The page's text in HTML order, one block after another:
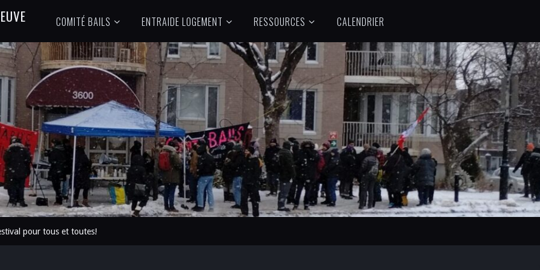
EUVE COMITÉ BAILS ENTRAIDE LOGEMENT RESSOURCES CALENDRIER
pour tous et toutes!